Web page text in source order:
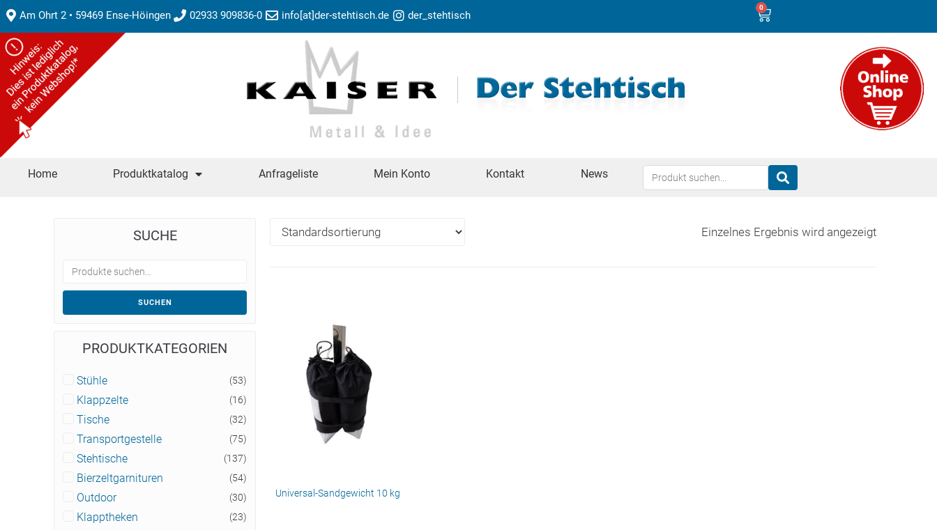
Am Ohrt 2 • 59469 Ense-Höingen 02933 909836-0 info[at]der-stehtisch.de der_stehtisch
0
Home Produktkatalog Anfrageliste Mein Konto Kontakt News
Einzelnes Ergebnis wird angezeigt
Universal-Sandgewicht 10 kg
SUCHE
SUCHEN
PRODUKTKATEGORIEN
Stühle (53)
Klappzelte (16)
Tische (32)
Transportgestelle (75)
Stehtische (137)
Bierzeltgarnituren (54)
Outdoor (30)
Klapptheken (23)